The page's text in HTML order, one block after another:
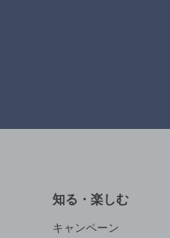
知る・楽しむ
キャンペーン